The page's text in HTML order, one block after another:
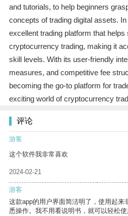
and tutorials, to help beginners
concepts of trading digital assets.
excellent trading platform that
cryptocurrency trading, making it
skill levels. With its user-friendly
measures, and competitive fee
becoming the go-to platform for
exciting world of cryptocurrency
评论
游客
这个软件我非常喜欢
2024-02-21
游客
这款app的用户界面简洁明了，使用起来
悉操作。我不用看说明书，就可以轻松使